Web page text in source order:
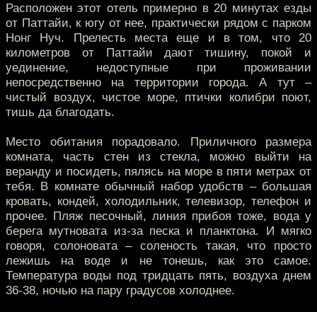
Расположен этот отель примерно в 20 минутах езды
от Паттайи, к югу от нее, практически рядом с парком
Нонг Нуч. Прелесть места еще и в том, что 20
километров от Паттайи дают тишину, покой и
уединение, недоступные при проживании
непосредственно на территории города. А тут –
чистый воздух, чистое море, птички колибри поют,
тишь да благодать.
Место обитания порадовало. Приличного размера
комната, часть стен из стекла, можно выйти на
веранду и посидеть, пялясь на море в пяти метрах от
тебя. В комнате обычный набор удобств – большая
кровать, кондей, холодильник, телевизор, телефон и
прочее. Пляж песочный, линия прибоя тоже, вода у
берега мутновата из-за песка и планктона. И мягко
говоря, солоновата – соленость такая, что просто
лежишь на воде и не тонешь, как это самое.
Температура воды под тридцать пять, воздуха днем
36-38, ночью на пару градусов холоднее.